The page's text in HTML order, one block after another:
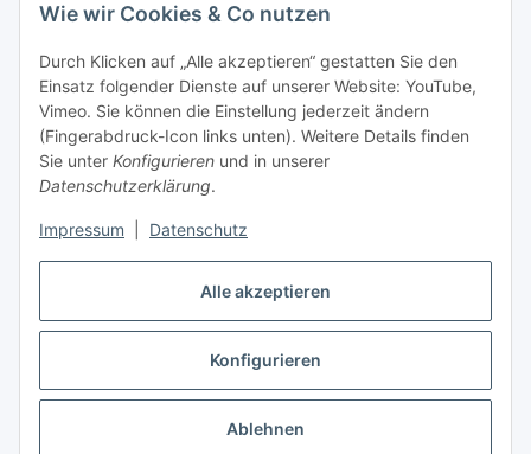
Alle akzeptieren
Konfigurieren
Ablehnen
Wie wir Cookies & Co nutzen
Durch Klicken auf „Alle akzeptieren“ gestatten Sie den
Einsatz folgender Dienste auf unserer Website: YouTube,
Vimeo. Sie können die Einstellung jederzeit ändern
(Fingerabdruck-Icon links unten). Weitere Details finden
Sie unter Konfigurieren und in unserer
Datenschutzerklärung.
Impressum Datenschutz
Mein Konto
Hosting, Design & JTL-Support
* Alle Preise inkl. gesetzlicher USt., zzgl.Versand